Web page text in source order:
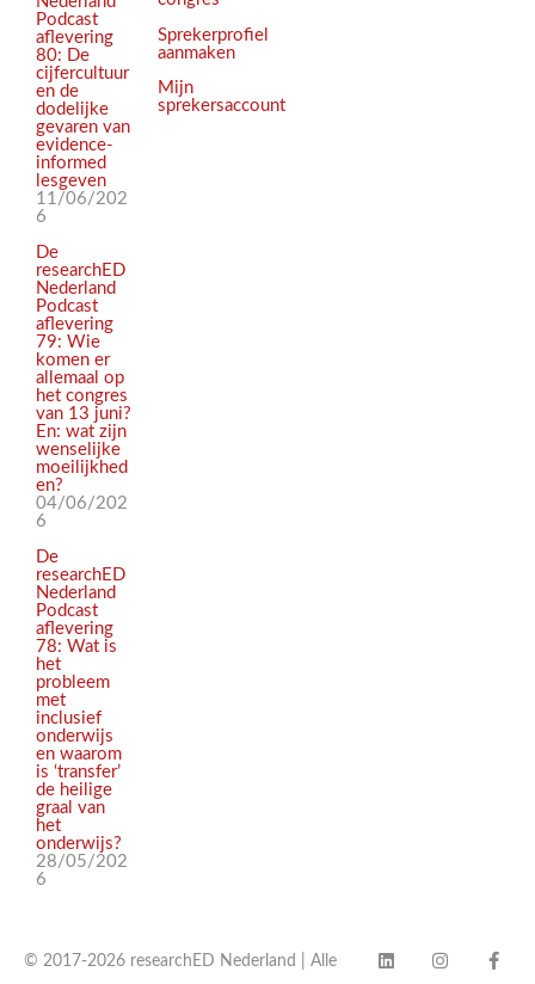
Podcast
aflevering
80: De
cijfercultuur
en de
dodelijke
gevaren van
evidence-
informed
lesgeven
11/06/202
6
De
researchED
Nederland
Podcast
aflevering
79: Wie
komen er
allemaal op
het congres
van 13 juni?
En: wat zijn
wenselijke
moeilijkhed
en?
04/06/202
6
De
researchED
Nederland
Podcast
aflevering
78: Wat is
het
probleem
met
inclusief
onderwijs
en waarom
is ‘transfer’
de heilige
graal van
het
onderwijs?
28/05/202
6
Sprekerprofiel
aanmaken
Mijn
sprekersaccount
© 2017-2026 researchED Nederland | Alle